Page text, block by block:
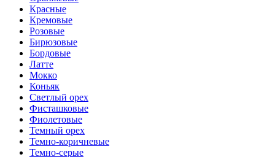
Красные
Кремовые
Розовые
Бирюзовые
Бордовые
Латте
Мокко
Коньяк
Светлый орех
Фисташковые
Фиолетовые
Темный орех
Темно-коричневые
Темно-серые